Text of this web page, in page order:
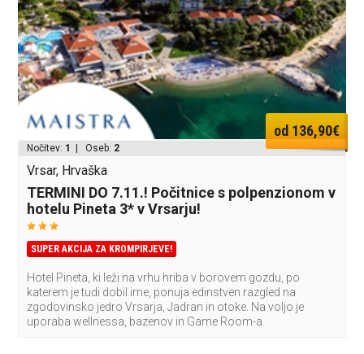
od 136,90€
Nočitev: 1 | Oseb: 2
Vrsar, Hrvaška
TERMINI DO 7.11.! Počitnice s polpenzionom v
hotelu Pineta 3* v Vrsarju!
SUPER AKCIJA ZA KROMPIRJEVE!
Hotel Pineta, ki leži na vrhu hriba v borovem gozdu, po
katerem je tudi dobil ime, ponuja edinstven razgled na
zgodovinsko jedro Vrsarja, Jadran in otoke. Na voljo je
uporaba wellnessa, bazenov in Game Room-a.